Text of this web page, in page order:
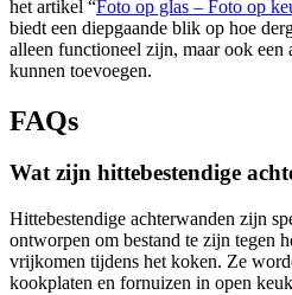
het artikel “Foto op glas – Foto op
biedt een diepgaande blik op hoe
alleen functioneel zijn, maar ook
kunnen toevoegen.
FAQs
Wat zijn hittebestendige
Hittebestendige achterwanden zijn
ontworpen om bestand te zijn tegen
vrijkomen tijdens het koken. Ze
kookplaten en fornuizen in open